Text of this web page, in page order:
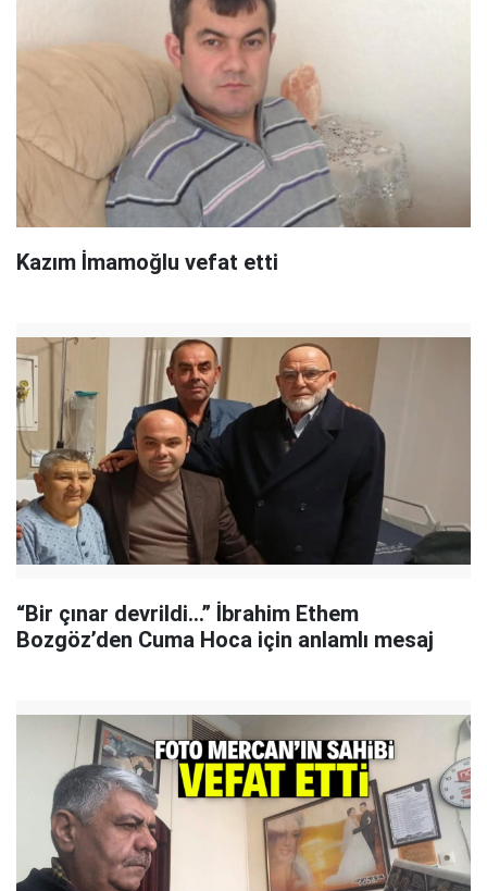
Kazım İmamoğlu vefat etti
“Bir çınar devrildi…” İbrahim Ethem
Bozgöz’den Cuma Hoca için anlamlı mesaj